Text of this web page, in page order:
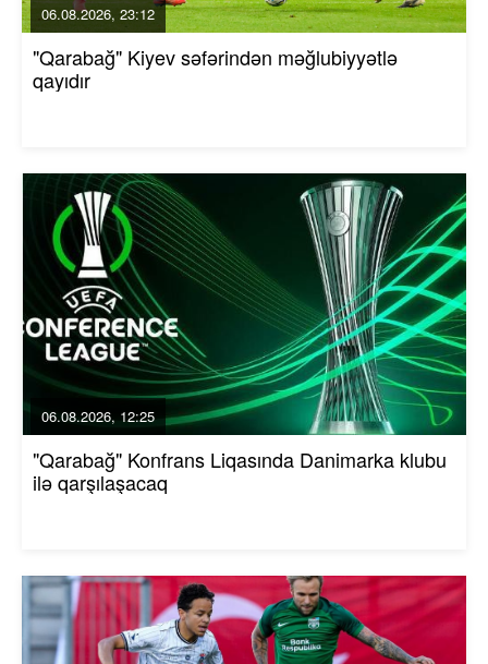
06.08.2026, 23:12
"Qarabağ" Kiyev səfərindən məğlubiyyətlə
qayıdır
06.08.2026, 12:25
"Qarabağ" Konfrans Liqasında Danimarka klubu
ilə qarşılaşacaq